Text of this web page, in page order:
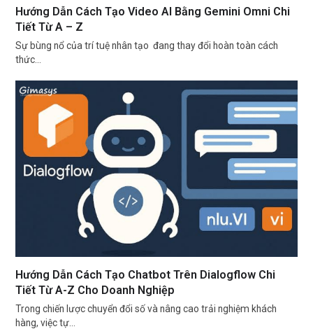
Hướng Dẫn Cách Tạo Video AI Bằng Gemini Omni Chi
Tiết Từ A – Z
Sự bùng nổ của trí tuệ nhân tạo đang thay đổi hoàn toàn cách
thức…
Hướng Dẫn Cách Tạo Chatbot Trên Dialogflow Chi
Tiết Từ A-Z Cho Doanh Nghiệp
Trong chiến lược chuyển đổi số và nâng cao trải nghiệm khách
hàng, việc tự…